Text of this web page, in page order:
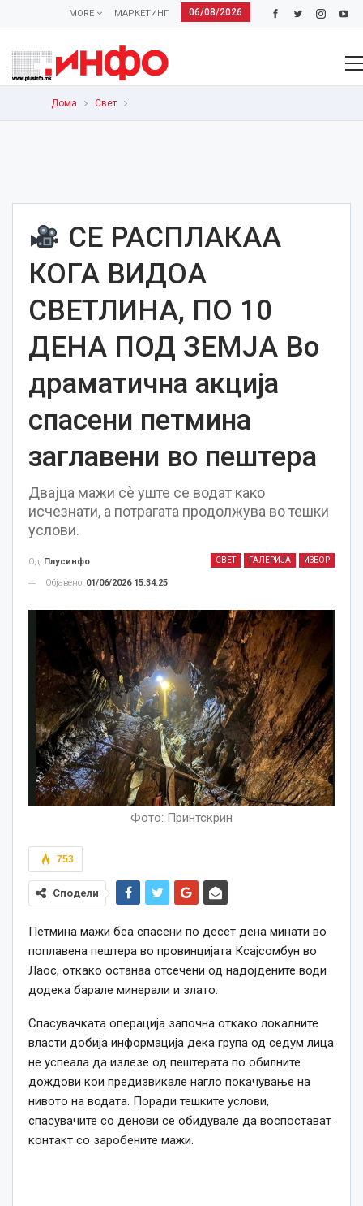
06/08/2026
МАРКЕТИНГ
MORE
Дома Свет
СЕ РАСПЛАКАА
КОГА ВИДОА
СВЕТЛИНА, ПО 10
ДЕНА ПОД ЗЕМЈА Во
драматична акција
спасени петмина
заглавени во пештера
Двајца мажи сѐ уште се водат како
исчезнати, а потрагата продолжува во тешки
услови.
СВЕТ ГАЛЕРИЈА ИЗБОР
Од Плусинфо
Објавено 01/06/2026 15:34:25
Фото: Принтскрин
753
Сподели
Петмина мажи беа спасени по десет дена минати во
поплавена пештера во провинцијата Ксајсомбун во
Лаос, откако останаа отсечени од надојдените води
додека барале минерали и злато.
Спасувачката операција започна откако локалните
власти добија информација дека група од седум лица
не успеала да излезе од пештерата по обилните
дождови кои предизвикале нагло покачување на
нивото на водата. Поради тешките услови,
спасувачите со денови се обидувале да воспостават
контакт со заробените мажи.